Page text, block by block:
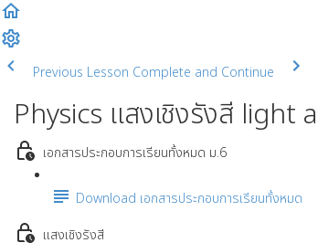
Previous Lesson Complete and Continue
Physics แสงเชิงรังสี
เอกสารประกอบการเรียนทั้งหมด ม.6
Download เอกสารประกอบการเรียนทั้งหมด
แสงเชิงรังสี